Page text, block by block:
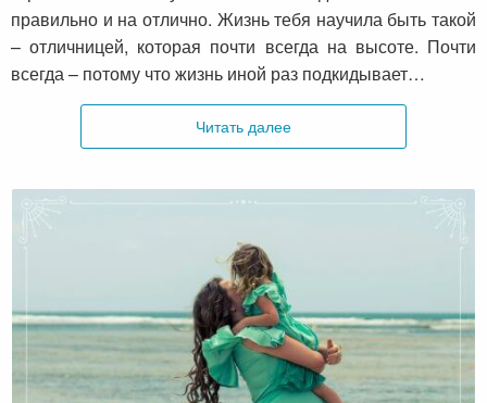
правильно и на отлично. Жизнь тебя научила быть такой
– отличницей, которая почти всегда на высоте. Почти
всегда – потому что жизнь иной раз подкидывает…
Читать далее